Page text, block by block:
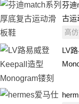
芬迪
古运
高
LV